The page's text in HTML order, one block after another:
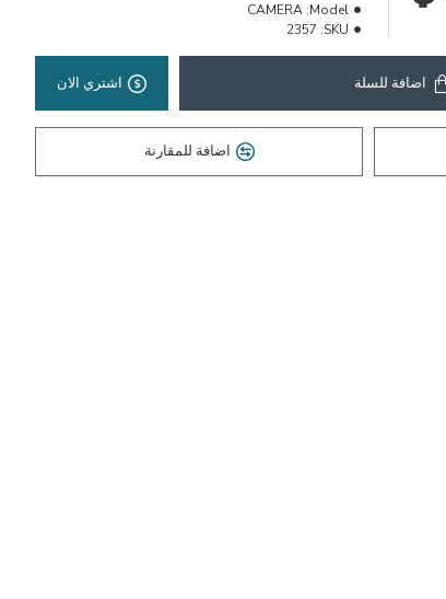
Model:
CAMERA
SKU:
2357
اضافة للسلة اشتري الان
اضافة للمقارنة